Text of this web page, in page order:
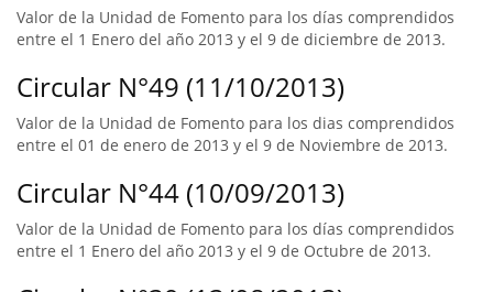
Valor de la Unidad de Fomento para los días comprendidos
entre el 1 Enero del año 2013 y el 9 de diciembre de 2013.
Circular N°49 (11/10/2013)
Valor de la Unidad de Fomento para los dias comprendidos
entre el 01 de enero de 2013 y el 9 de Noviembre de 2013.
Circular N°44 (10/09/2013)
Valor de la Unidad de Fomento para los días comprendidos
entre el 1 Enero del año 2013 y el 9 de Octubre de 2013.